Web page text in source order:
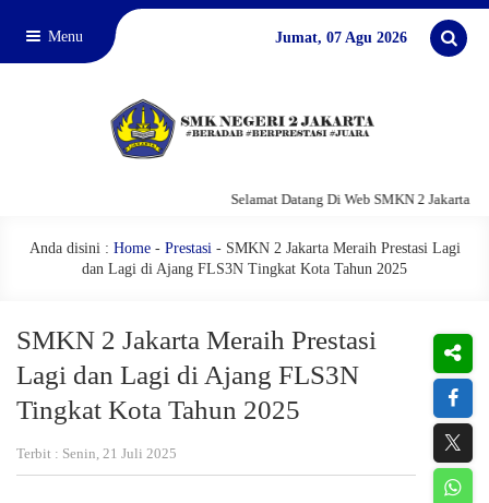
Menu Jumat, 07 Agu 2026
Selamat Datang Di Web SMKN 2 Jakarta
Anda disini : Home- Prestasi- SMKN 2 Jakarta Meraih Prestasi Lagi
dan Lagi di Ajang FLS3N Tingkat Kota Tahun 2025
SMKN 2 Jakarta Meraih Prestasi
Lagi dan Lagi di Ajang FLS3N
Tingkat Kota Tahun 2025
Terbit : Senin, 21 Juli 2025